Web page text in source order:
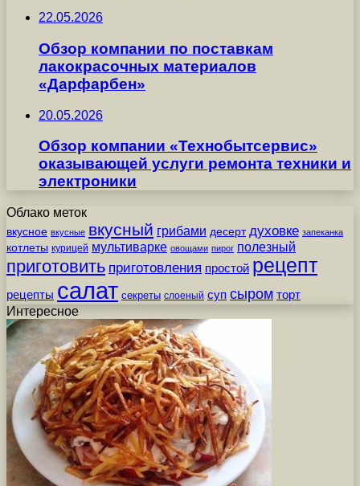
22.05.2026
Обзор компании по поставкам
лакокрасочных материалов
«Дарфарбен»
20.05.2026
Обзор компании «Технобытсервис»
оказывающей услуги ремонта техники и
электроники
Облако меток
вкусное вкусные вкусный грибами десерт духовке запеканка
котлеты курицей мультиварке овощами пирог полезный
приготовить приготовления простой рецепт
рецепты салат секреты слоеный суп сыром торт
Интересное